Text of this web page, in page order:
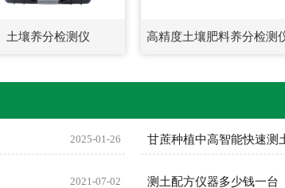
土壤养分检测仪 高精度土壤肥料养分检测
2025-01-26 甘蔗种植中高智能快速测
2021-07-02 测土配方仪器多少钱一台